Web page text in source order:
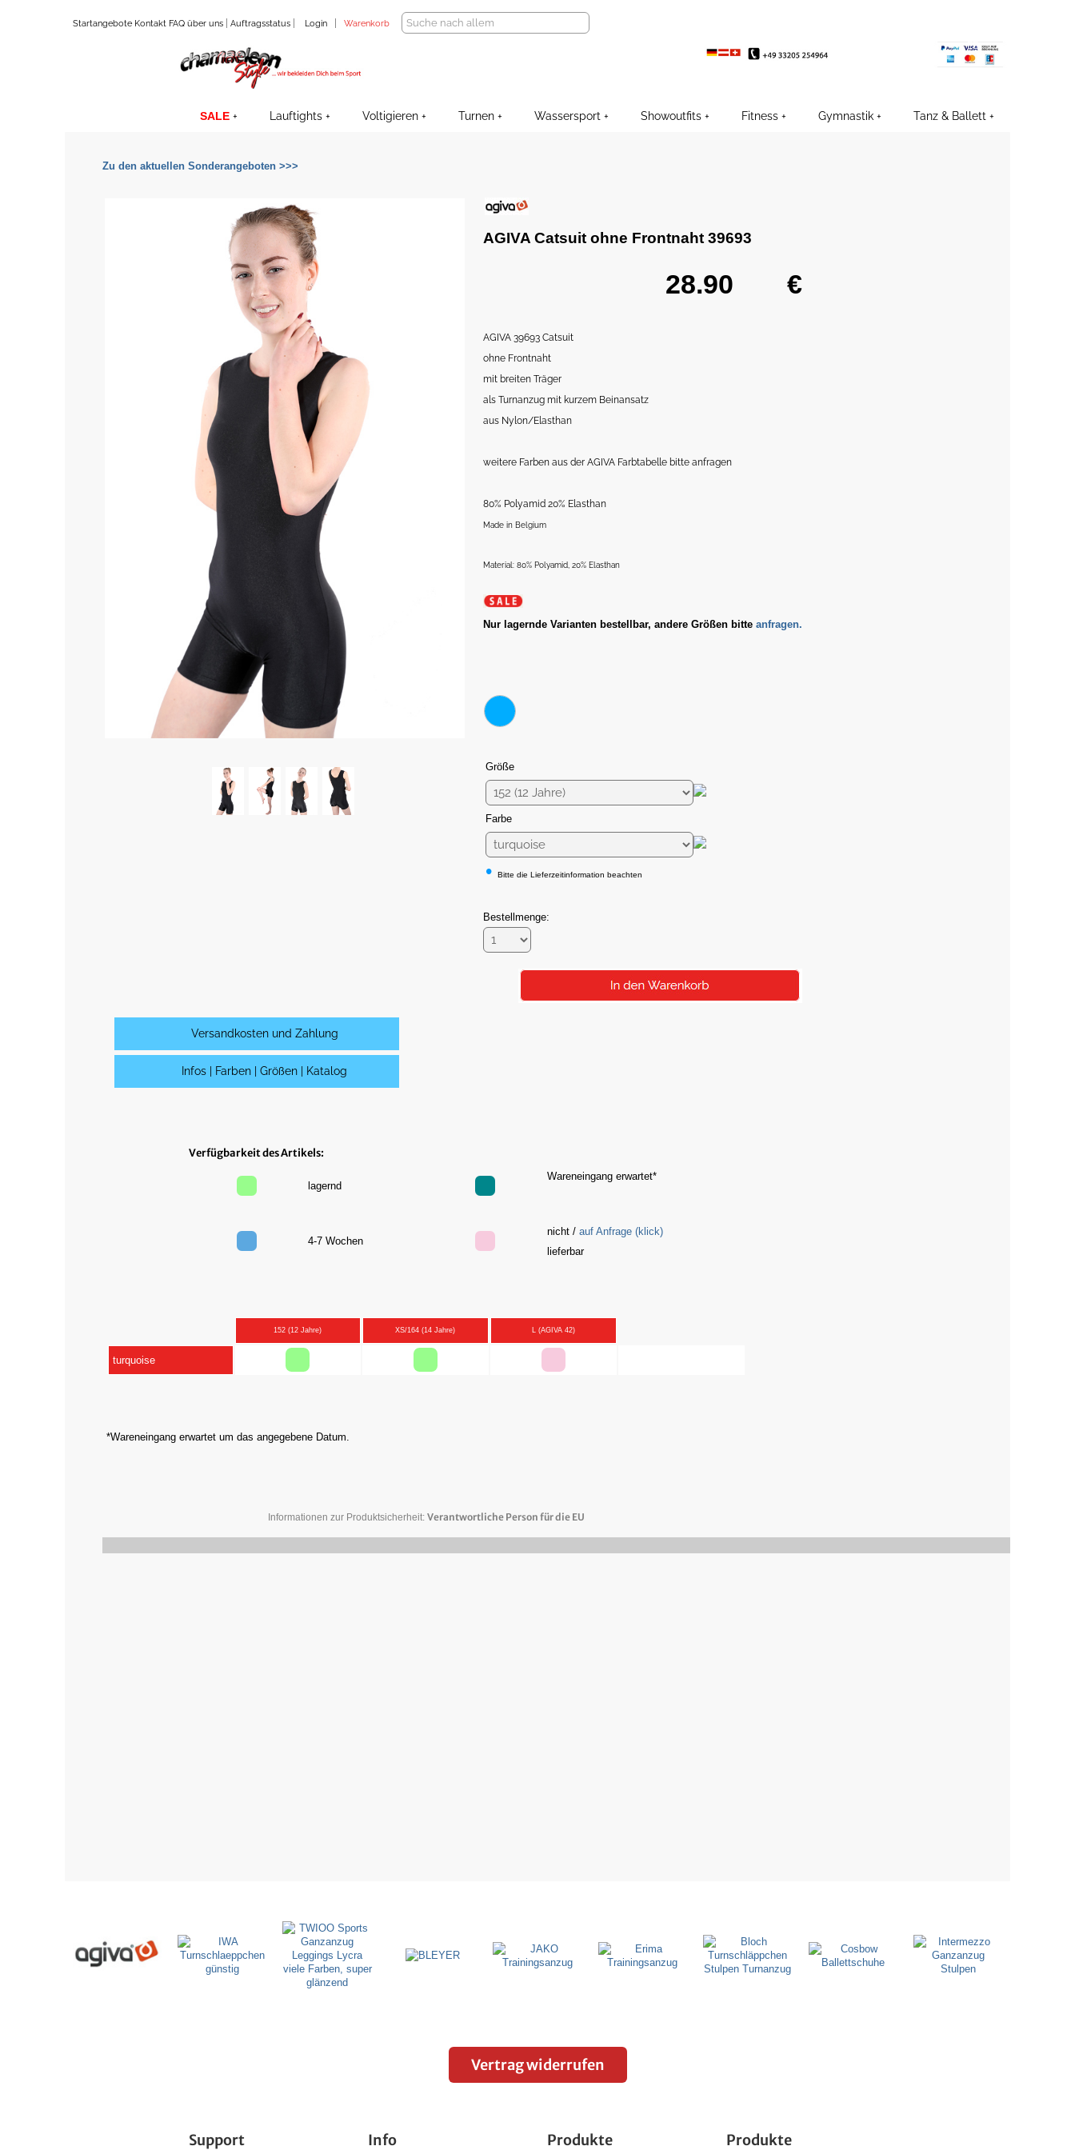
StartangeboteKontaktFAQüber uns Auftragsstatus Login Warenkorb
EE
SALE Lauftights Voltigieren Turnen Wassersport Showoutfits Fitness Gymnastik Tanz & Ballett
Zu den aktuellen Sonderangeboten >>>
AGIVA Catsuit ohne Frontnaht 39693
€
AGIVA 39693 Catsuit
ohne Frontnaht
mit breiten Träger
als Turnanzug mit kurzem Beinansatz
aus Nylon/Elasthan
weitere Farben aus der AGIVA Farbtabelle bitte anfragen
80% Polyamid 20% Elasthan
Made in Belgium
Material: 80% Polyamid, 20% Elasthan
Nur lagernde Varianten bestellbar, andere Größen bitte anfragen.
Größe
Farbe
• Bitte die Lieferzeitinformation beachten
Bestellmenge:
Versandkosten und Zahlung
Infos | Farben | Größen | Katalog
Verfügbarkeit des Artikels:
lagernd
Wareneingang erwartet*
4-7 Wochen
nicht / auf Anfrage (klick)
lieferbar
152 (12 Jahre) XS/164 (14 Jahre) L (AGIVA 42)
turquoise
*Wareneingang erwartet um das angegebene Datum.
Informationen zur Produktsicherheit: Verantwortliche Person für die EU
Vertrag widerrufen
Support Info Produkte Produkte